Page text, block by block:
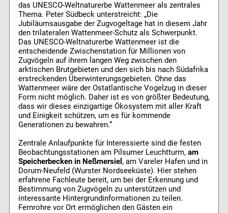
das UNESCO-Weltnaturerbe Wattenmeer als zentrales
Thema. Peter Südbeck unterstreicht: „Die
Jubiläumsausgabe der Zugvogeltage hat in diesem Jahr
den trilateralen Wattenmeer-Schutz als Schwerpunkt.
Das UNESCO-Weltnaturerbe Wattenmeer ist die
entscheidende Zwischenstation für Millionen von
Zugvögeln auf ihrem langen Weg zwischen den
arktischen Brutgebieten und den sich bis nach Südafrika
erstreckenden Überwinterungsgebieten. Ohne das
Wattenmeer wäre der Ostatlantische Vogelzug in dieser
Form nicht möglich. Daher ist es von größter Bedeutung,
dass wir dieses einzigartige Ökosystem mit aller Kraft
und Einigkeit schützen, um es für kommende
Generationen zu bewahren.“
Zentrale Anlaufpunkte für Interessierte sind die festen
Beobachtungsstationen am Pilsumer Leuchtturm, am
Speicherbecken in Neßmersiel , am Vareler Hafen und in
Dorum-Neufeld (Wurster Nordseeküste). Hier stehen
erfahrene Fachleute bereit, um bei der Erkennung und
Bestimmung von Zugvögeln zu unterstützen und
interessante Hintergrundinformationen zu teilen.
Fernrohre vor Ort ermöglichen den Gästen ein